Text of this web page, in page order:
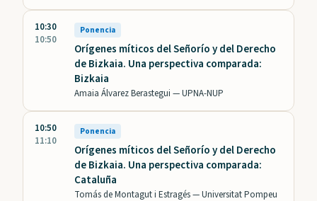
10:30
10:50
Ponencia
Orígenes míticos del Señorío y del Derecho
de Bizkaia. Una perspectiva comparada:
Bizkaia
Amaia Álvarez Berastegui —UPNA-NUP
10:50
11:10
Ponencia
Orígenes míticos del Señorío y del Derecho
de Bizkaia. Una perspectiva comparada:
Cataluña
Tomás de Montagut i Estragés —Universitat Pompeu